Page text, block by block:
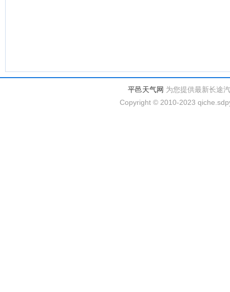
平邑天气网 为您提供最新长途
Copyright © 2010-2023